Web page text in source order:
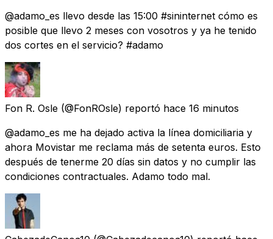
@adamo_es llevo desde las 15:00 #sininternet cómo es
posible que llevo 2 meses con vosotros y ya he tenido
dos cortes en el servicio? #adamo
Fon R. Osle (@FonROsle) reportó hace 16 minutos
@adamo_es me ha dejado activa la línea domiciliaria y
ahora Movistar me reclama más de setenta euros. Esto
después de tenerme 20 días sin datos y no cumplir las
condiciones contractuales. Adamo todo mal.